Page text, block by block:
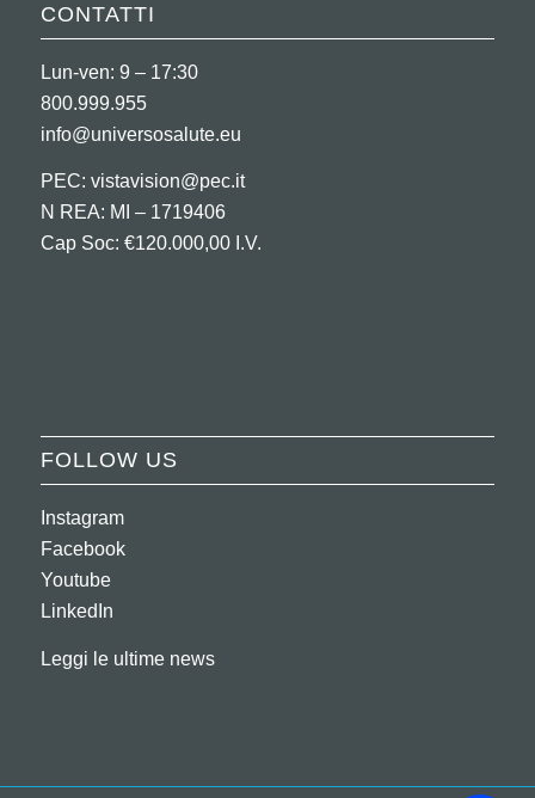
CONTATTI
Lun-ven: 9 – 17:30
800.999.955
info@universosalute.eu
PEC: vistavision@pec.it
N REA: MI – 1719406
Cap Soc: €120.000,00 I.V.
FOLLOW US
Instagram
Facebook
Youtube
LinkedIn
Leggi le ultime news